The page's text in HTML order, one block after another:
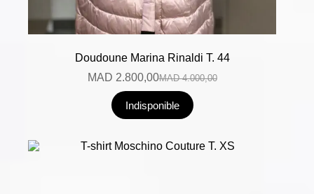
Doudoune Marina Rinaldi T. 44
MAD4.000,00
MAD 2.800,00
Indisponible